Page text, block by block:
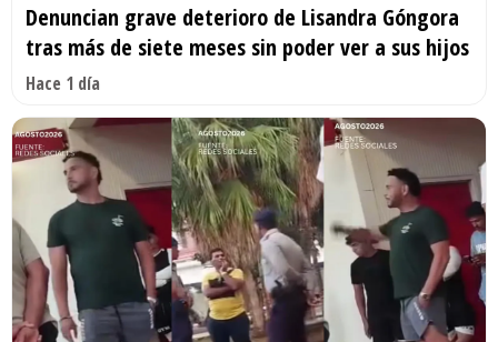
Denuncian grave deterioro de Lisandra Góngora
tras más de siete meses sin poder ver a sus hijos
Hace 1 día